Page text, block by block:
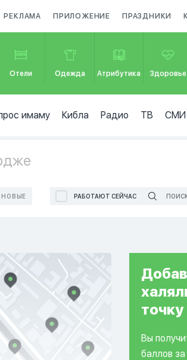
РЕКЛАМА ПРИЛОЖЕНИЕ ПРАЗДНИКИ
Отели Одежда Атрибутика Здоровье
имаму Кибла Радио ТВ СМИ
НОВЫЕ РАБОТАЮТ СЕЙЧАС
точку
Вы
баллов